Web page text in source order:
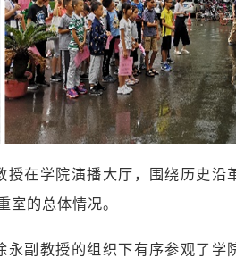
在学院演播大厅，围绕历史沿
室的总体情况。
副教授的组织下有序参观了学